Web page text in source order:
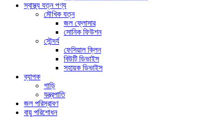
স্বাস্থ্য যত্ন পণ্য
মৌখিক যত্ন
জল ফ্লোসার
সোনিক ফিউশন
সৌন্দর্য
ফেসিয়াল ক্লিন
বিউটি ডিভাইস
সহায়ক ডিভাইস
ব্যাপক
গাড়ি
যন্ত্রপাতি
জল পরিস্রাবণ
বায়ু পরিশোধন